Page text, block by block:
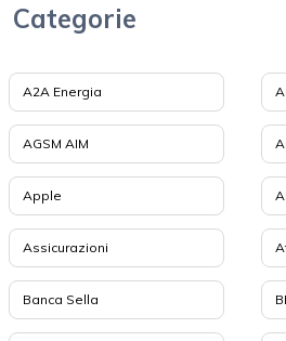
Categorie
A2A Energia
AGSM AIM
Apple
Assicurazioni
Banca Sella